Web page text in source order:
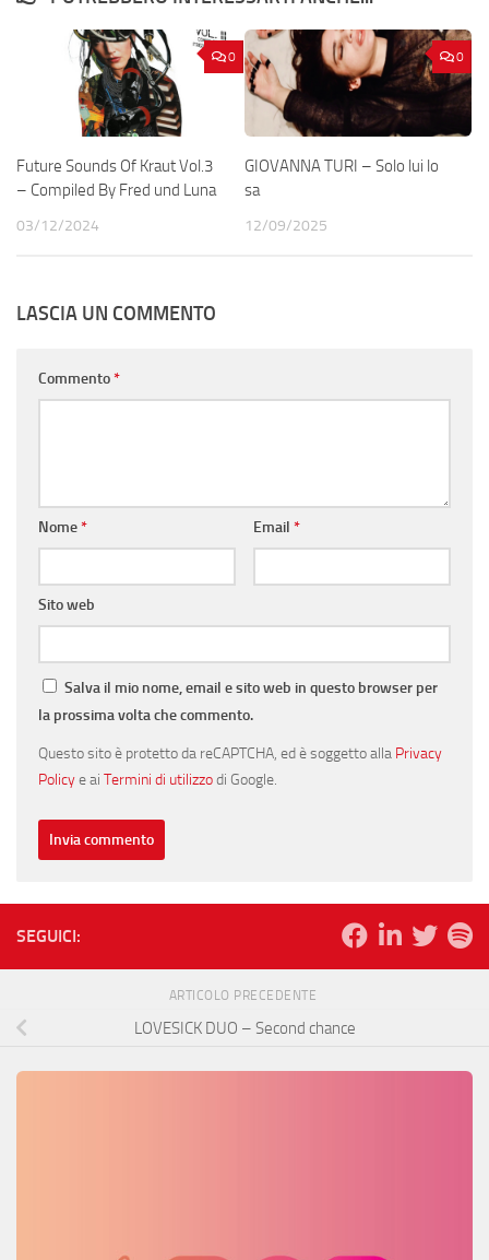
0
Future Sounds Of Kraut Vol.3
– Compiled By Fred und Luna
03/12/2024
0
GIOVANNA TURI – Solo lui lo
sa
12/09/2025
LASCIA UN COMMENTO
Commento*
Nome* Email *
Sito web
Salva il mio nome, email e sito web in questo browser per
la prossima volta che commento.
Questo sito è protetto da reCAPTCHA, ed è soggetto alla Privacy
Policye ai Termini di utilizzodi Google.
SEGUICI:
ARTICOLO PRECEDENTE
LOVESICK DUO – Second chance